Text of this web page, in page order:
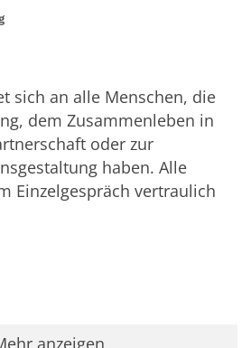
:
sich an alle Menschen, die
dem Zusammenleben in
oder zur
haben. Alle
Einzelgespräch vertraulich
anzeigen